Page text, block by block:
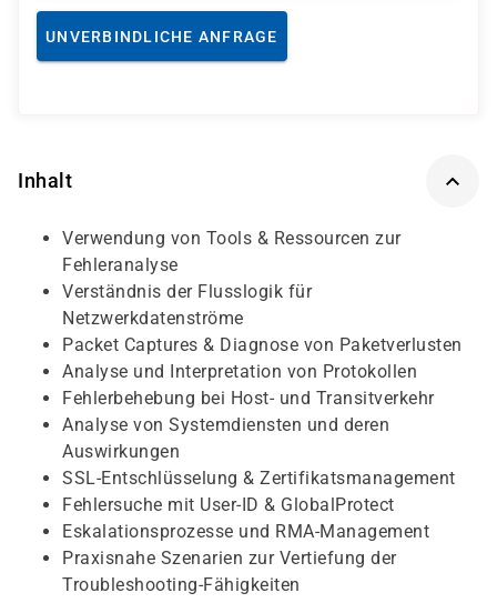
UNVERBINDLICHE ANFRAGE
Inhalt
Verwendung von Tools & Ressourcen zur
Fehleranalyse
Verständnis der Flusslogik für
Netzwerkdatenströme
Packet Captures & Diagnose von Paketverlusten
Analyse und Interpretation von Protokollen
Fehlerbehebung bei Host- und Transitverkehr
Analyse von Systemdiensten und deren
Auswirkungen
SSL-Entschlüsselung & Zertifikatsmanagement
Fehlersuche mit User-ID & GlobalProtect
Eskalationsprozesse und RMA-Management
Praxisnahe Szenarien zur Vertiefung der
Troubleshooting-Fähigkeiten